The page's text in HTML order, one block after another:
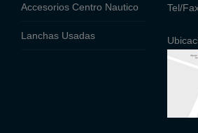
Accesorios Centro Nautico
Lanchas Usadas
Tel/